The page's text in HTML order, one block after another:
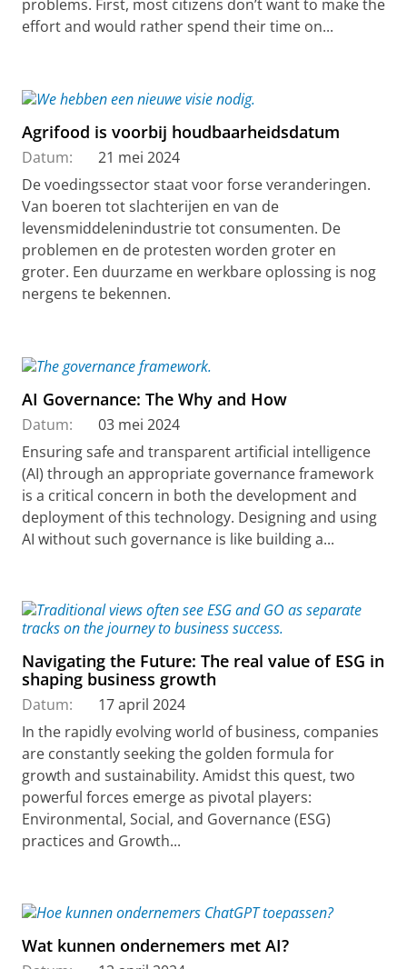
problems. First, most citizens don’t want to make the
effort and would rather spend their time on...
Agrifood is voorbij houdbaarheidsdatum
Datum:
21 mei 2024
De voedingssector staat voor forse veranderingen.
Van boeren tot slachterijen en van de
levensmiddelenindustrie tot consumenten. De
problemen en de protesten worden groter en
groter. Een duurzame en werkbare oplossing is nog
nergens te bekennen.
AI Governance: The Why and How
Datum:
03 mei 2024
Ensuring safe and transparent artificial intelligence
(AI) through an appropriate governance framework
is a critical concern in both the development and
deployment of this technology. Designing and using
AI without such governance is like building a...
Navigating the Future: The real value of ESG in
shaping business growth
Datum:
17 april 2024
In the rapidly evolving world of business, companies
are constantly seeking the golden formula for
growth and sustainability. Amidst this quest, two
powerful forces emerge as pivotal players:
Environmental, Social, and Governance (ESG)
practices and Growth...
Wat kunnen ondernemers met AI?